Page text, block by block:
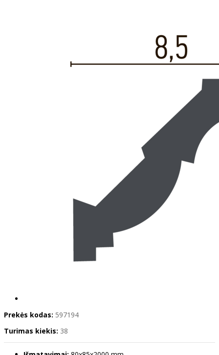
Prekės kodas: 597194
Turimas kiekis: 38